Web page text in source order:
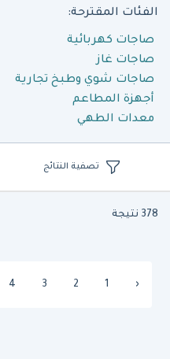
الفئات المقترحة:
صاجات كهربائية
صاجات غاز
صاجات شوي وطبخ تجارية
أجهزة المطاعم
معدات الطهي
تصفية النتائج
378 نتيجة
‹
1
2
3
4